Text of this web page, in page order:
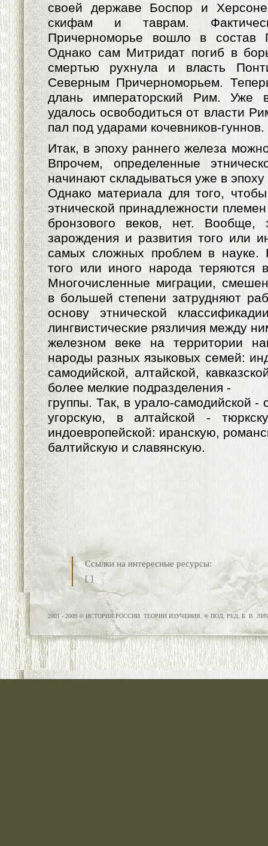
своей державе Боспор и
скифам и таврам.
Причерноморье вошло в состав
Однако сам Митридат погиб в
смертью рухнула и власть
Северным Причерноморьем.
длань императорский Рим.
удалось освободиться от власти
пал под ударами кочевников-гуннов.
Итак, в эпоху раннего железа
Впрочем, определенные
начинают складываться уже в
Однако материала для того,
этнической принадлежности
бронзового веков, нет. Вообще,
зарождения и развития того или
самых сложных проблем в науке.
того или иного народа теряются
Многочисленные миграции,
в большей степени затрудняют
основу этнической
лингвистические рязличия между
железном веке на территории
народы разных языковых семей:
самодийской, алтайской,
более мелкие подразделения -
группы. Так, в урало-самодийской
угорскую, в алтайской -
индоевропейской: иранскую,
балтийскую и славянскую.
Ссылки на интересные ресурсы:
[ ]
2001 - 2009 © ИСТОРИЯ РОССИИ. ТЕОРИИ ИЗУЧЕНИЯ. ® ПОД. РЕД. Б. В.